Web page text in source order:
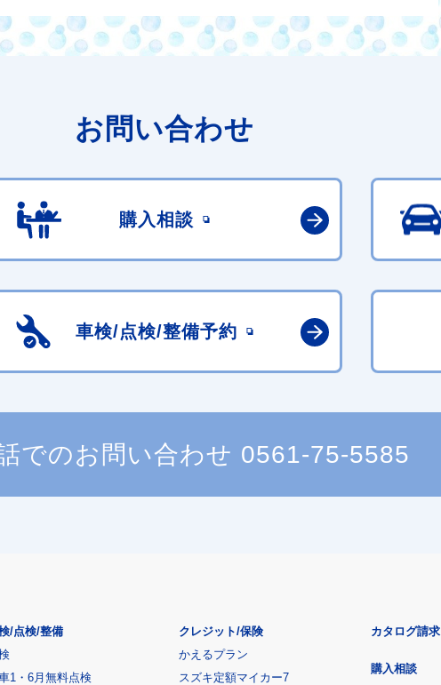
お問い合わせ
購入相談
車検/点検/整備予約
でのお問い合わせ 0561-75-5585
/点検/整備
1・6月無料点検
クレジット/保険
かえるプラン
スズキ定額マイカー7
カタログ請求
購入相談